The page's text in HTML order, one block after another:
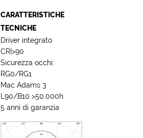
CARATTERISTICHE
TECNICHE
Driver integrato
CRI>90
Sicurezza occhi:
RG0/RG1
Mac Adams 3
L90/B10 >50.000h
5 anni di garanzia